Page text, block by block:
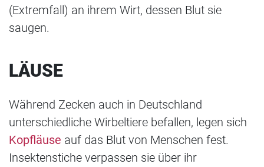
(Extremfall) an ihrem Wirt, dessen Blut sie
saugen.
LÄUSE
Während Zecken auch in Deutschland
unterschiedliche Wirbeltiere befallen, legen sich
Kopfläuse auf das Blut von Menschen fest.
Insektenstiche verpassen sie über ihr